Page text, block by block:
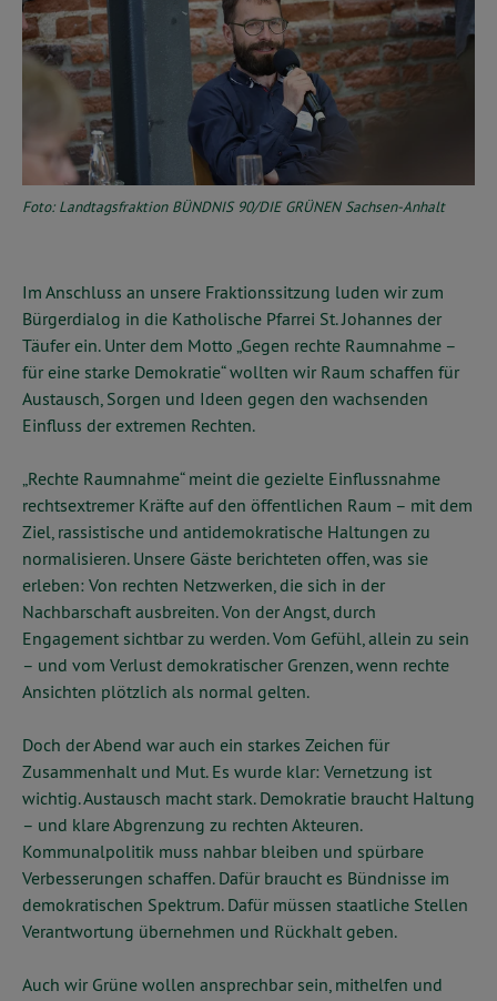
Foto: Landtagsfraktion BÜNDNIS 90/DIE GRÜNEN Sachsen-Anhalt
Im Anschluss an unsere Fraktionssitzung luden wir zum
Bürgerdialog in die Katholische Pfarrei St. Johannes der
Täufer ein. Unter dem Motto „Gegen rechte Raumnahme –
für eine starke Demokratie“ wollten wir Raum schaffen für
Austausch, Sorgen und Ideen gegen den wachsenden
Einfluss der extremen Rechten.
„Rechte Raumnahme“ meint die gezielte Einflussnahme
rechtsextremer Kräfte auf den öffentlichen Raum – mit dem
Ziel, rassistische und antidemokratische Haltungen zu
normalisieren. Unsere Gäste berichteten offen, was sie
erleben: Von rechten Netzwerken, die sich in der
Nachbarschaft ausbreiten. Von der Angst, durch
Engagement sichtbar zu werden. Vom Gefühl, allein zu sein
– und vom Verlust demokratischer Grenzen, wenn rechte
Ansichten plötzlich als normal gelten.
Doch der Abend war auch ein starkes Zeichen für
Zusammenhalt und Mut. Es wurde klar: Vernetzung ist
wichtig. Austausch macht stark. Demokratie braucht Haltung
– und klare Abgrenzung zu rechten Akteuren.
Kommunalpolitik muss nahbar bleiben und spürbare
Verbesserungen schaffen. Dafür braucht es Bündnisse im
demokratischen Spektrum. Dafür müssen staatliche Stellen
Verantwortung übernehmen und Rückhalt geben.
Auch wir Grüne wollen ansprechbar sein, mithelfen und